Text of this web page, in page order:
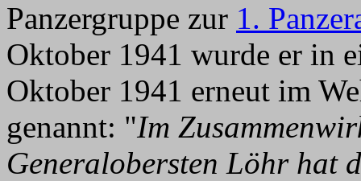
Panzergruppe zur 1.
Oktober 1941 wurde er in
Oktober 1941 erneut im
genannt: "Im
Generalobersten Löhr hat